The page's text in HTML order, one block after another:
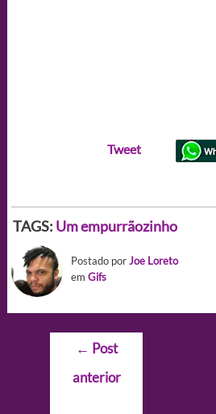
Tweet
TAGS: Um empurrãozinho
Postado porJoe Loreto
em Gifs
Navegação
Post
← Post
anterior